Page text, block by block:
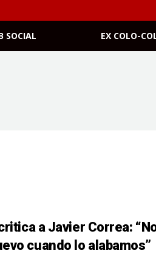
SOCIAL EX COLO-
a Javier Correa:
cuando lo alabamos”